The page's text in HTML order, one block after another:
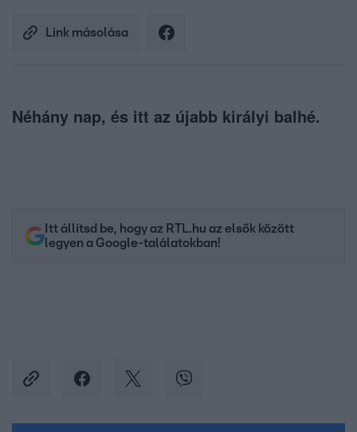
Link másolása
Néhány nap, és itt az újabb királyi balhé.
Itt állítsd be, hogy az RTL.hu az elsők között
legyen a Google-találatokban!